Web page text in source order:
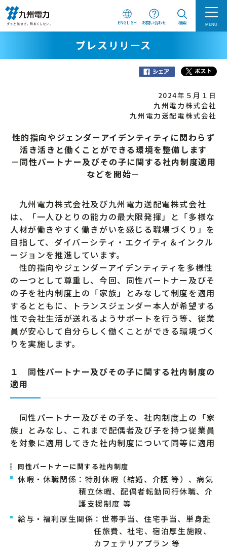
ENGLISH お問い合わせ 検索 MENU
プレスリリース
2024年５月１日
九州電力株式会社
九州電力送配電株式会社
性的指向やジェンダーアイデンティティに関わらず
活き活きと働くことができる環境を整備します
－同性パートナー及びその子に関する社内制度適用
などを開始－
九州電力株式会社及び九州電力送配電株式会社
は、「一人ひとりの能力の最大限発揮」と「多様な
人材が働きやすく働きがいを感じる職場づくり」を
目指して、ダイバーシティ・エクイティ＆インクル
ージョンを推進しています。
性的指向やジェンダーアイデンティティを多様性
の一つとして尊重し、今回、同性パートナー及びそ
の子を社内制度上の「家族」とみなして制度を適用
するとともに、トランスジェンダー本人が希望する
性で会社生活が送れるようサポートを行う等、従業
員が安心して自分らしく働くことができる環境づく
りを実施します。
１ 同性パートナー及びその子に関する社内制度の
適用
同性パートナー及びその子を、社内制度上の「家
族」とみなし、これまで配偶者及び子を持つ従業員
を対象に適用してきた社内制度について同等に適用
同性パートナーに関する社内制度
休暇・休職関係：特別休暇（結婚、介護 等）、病気
積立休暇、配偶者転勤同行休職、介
護支援制度 等
給与・福利厚生関係：世帯手当、住宅手当、単身赴
任旅費、社宅、宿泊厚生施設、
カフェテリアプラン 等